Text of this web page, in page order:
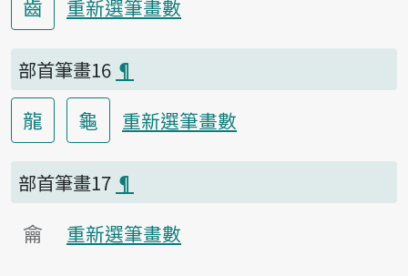
齒 重新選筆畫數
部首筆畫16 ¶
龍 龜 重新選筆畫數
部首筆畫17 ¶
龠 重新選筆畫數